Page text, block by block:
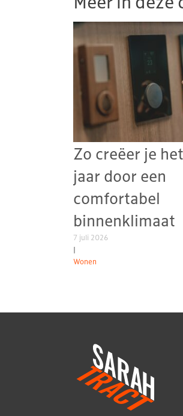
Zo creëer je
jaar door een
comfortabel
binnenklimaat
7 juli 2026
|
Wonen